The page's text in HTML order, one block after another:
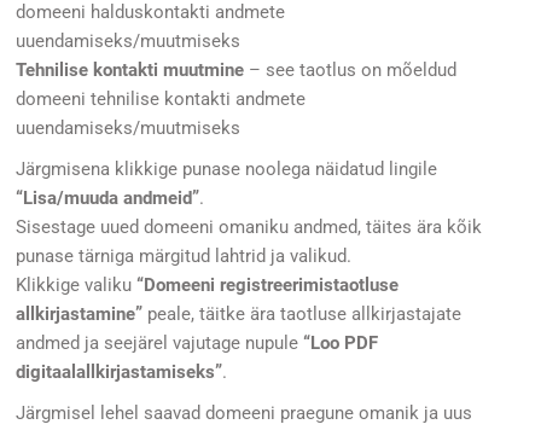
domeeni halduskontakti andmete
uuendamiseks/muutmiseks
Tehnilise kontakti muutmine – see taotlus on mõeldud
domeeni tehnilise kontakti andmete
uuendamiseks/muutmiseks
Järgmisena klikkige punase noolega näidatud lingile
“Lisa/muuda andmeid”.
Sisestage uued domeeni omaniku andmed, täites ära kõik
punase tärniga märgitud lahtrid ja valikud.
Klikkige valiku“Domeeni registreerimistaotluse
allkirjastamine” peale, täitke ära taotluse allkirjastajate
andmed ja seejärel vajutage nupule“Loo PDF
digitaalallkirjastamiseks”.
Järgmisel lehel saavad domeeni praegune omanik ja uus